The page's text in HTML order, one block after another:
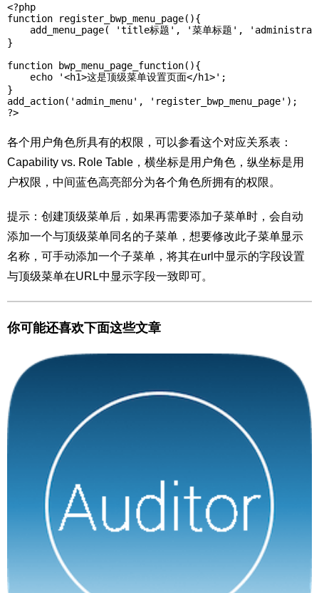
<?php
function register_bwp_menu_page(){
add_menu_page( 'title标题', '菜单标题',
}
function bwp_menu_page_function(){
    echo '<h1>这是顶级菜单设置页面</h1>';
}
add_action('admin_menu', 'register_bwp_menu_page');
?>
各个用户角色所具有的权限，可以参看这个对应关系表：
Capability vs. Role Table，横坐标是用户角色，纵坐标是用
户权限，中间蓝色高亮部分为各个角色所拥有的权限。
提示：创建顶级菜单后，如果再需要添加子菜单时，会自动
添加一个与顶级菜单同名的子菜单，想要修改此子菜单显示
名称，可手动添加一个子菜单，将其在url中显示的字段设置
与顶级菜单在URL中显示字段一致即可。
你可能还喜欢下面这些文章